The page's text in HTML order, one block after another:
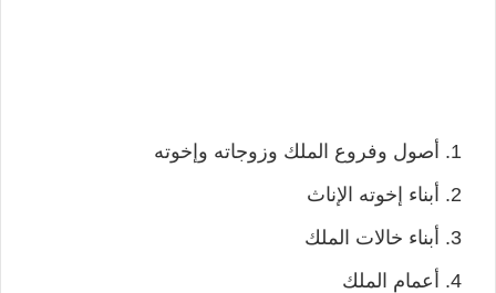
أصول وفروع الملك وزوجاته وإخوته
أبناء إخوته الإناث
أبناء خالات الملك
أعمام الملك